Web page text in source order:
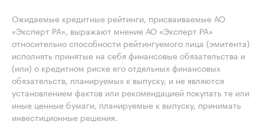
Ожидаемые кредитные рейтинги, присваиваемые АО
«Эксперт РА», выражают мнение АО «Эксперт РА»
относительно способности рейтингуемого лица (эмитента)
исполнять принятые на себя финансовые обязательства и
(или) о кредитном риске его отдельных финансовых
обязательств, планируемых к выпуску, и не являются
установлением фактов или рекомендацией покупать те или
иные ценные бумаги, планируемые к выпуску, принимать
инвестиционные решения.